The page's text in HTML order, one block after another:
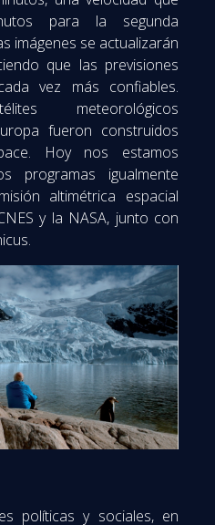
para la segunda
imágenes se actualizarán
que las previsiones
vez más confiables.
meteorológicos
fueron construidos
Hoy nos estamos
programas igualmente
altimétrica espacial
y la NASA, junto con
políticas y sociales, en